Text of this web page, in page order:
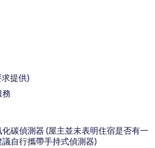
提供)
務
碳偵測器 (屋主並未表明住宿是否有一
自行攜帶手持式偵測器)